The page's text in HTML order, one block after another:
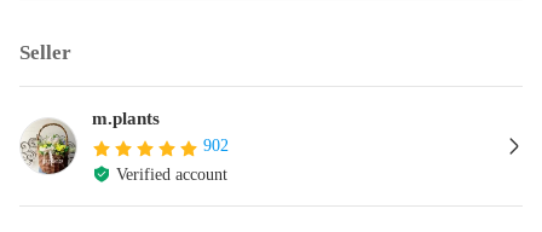
Seller
m.plants
902
Verified account